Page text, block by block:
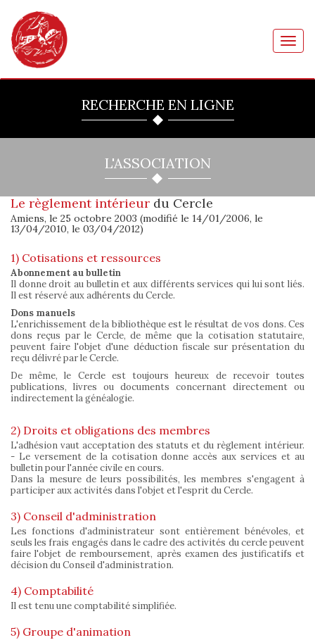
RECHERCHE EN LIGNE
L'ASSOCIATION
Le règlement intérieur du Cercle
Amiens, le 25 octobre 2003 (modifié le 14/01/2006, le
13/04/2010, le 03/04/2012)
1) Cotisations et ressources
Abonnement au bulletin
Il donne droit au bulletin et aux différents services qui lui sont liés.
Il est réservé aux adhérents du Cercle.
Dons manuels
L'enrichissement de la bibliothèque est le résultat de vos dons. Ces
dons reçus par le Cercle, de même que la cotisation statutaire,
peuvent faire l'objet d'une déduction fiscale sur présentation du
reçu délivré par le Cercle.
De même, le Cercle est toujours heureux de recevoir toutes
publications, livres ou documents concernant directement ou
indirectement la généalogie.
2) Droits et obligations des membres
L'adhésion vaut acceptation des statuts et du règlement intérieur.
- Le versement de la cotisation donne accès aux services et au
bulletin pour l'année civile en cours.
Dans la mesure de leurs possibilités, les membres s'engagent à
participer aux activités dans l'objet et l'esprit du Cercle.
3) Conseil d'administration
Les fonctions d'administrateur sont entièrement bénévoles, et
seuls les frais engagés dans le cadre des activités du cercle peuvent
faire l'objet de remboursement, après examen des justificatifs et
décision du Conseil d'administration.
4) Comptabilité
Il est tenu une comptabilité simplifiée.
5) Groupe d'animation